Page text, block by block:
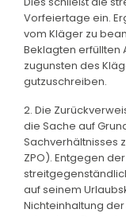
Vorfeiertage ein.
vom Kläger zu
Beklagten erfüllten
zugunsten des
gutzuschreiben.
2. Die
die Sache auf
Sachverhältnisses
ZPO). Entgegen
auf seinem
Nichteinhaltung der